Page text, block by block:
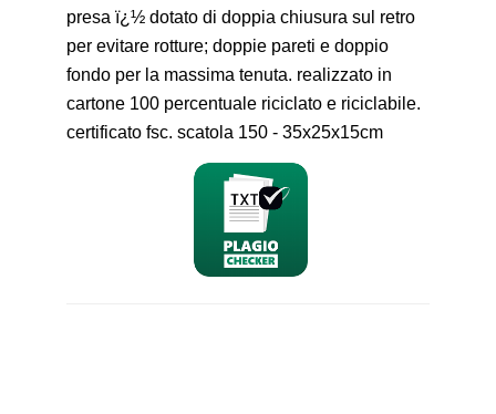
presa ï¿½ dotato di doppia chiusura sul retro
per evitare rotture; doppie pareti e doppio
fondo per la massima tenuta. realizzato in
cartone 100 percentuale riciclato e riciclabile.
certificato fsc. scatola 150 - 35x25x15cm